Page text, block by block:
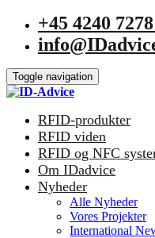
+45 4240 7278
Toggle navigation
RFID-produkter
RFID viden
RFID og NFC
Om IDadvice
Nyheder
Alle Nyheder
Vores Projekter
International